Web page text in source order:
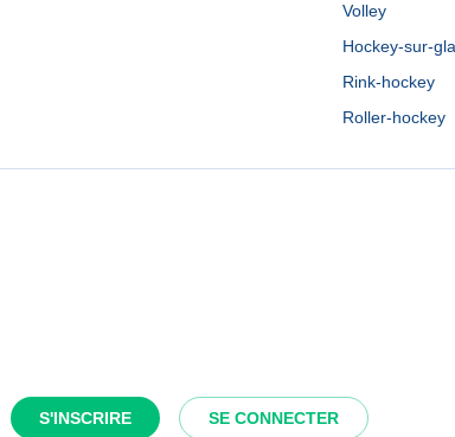
S'INSCRIRE SE CONNECTER
Volley
Hockey-sur-
Rink-hockey
Roller-hockey